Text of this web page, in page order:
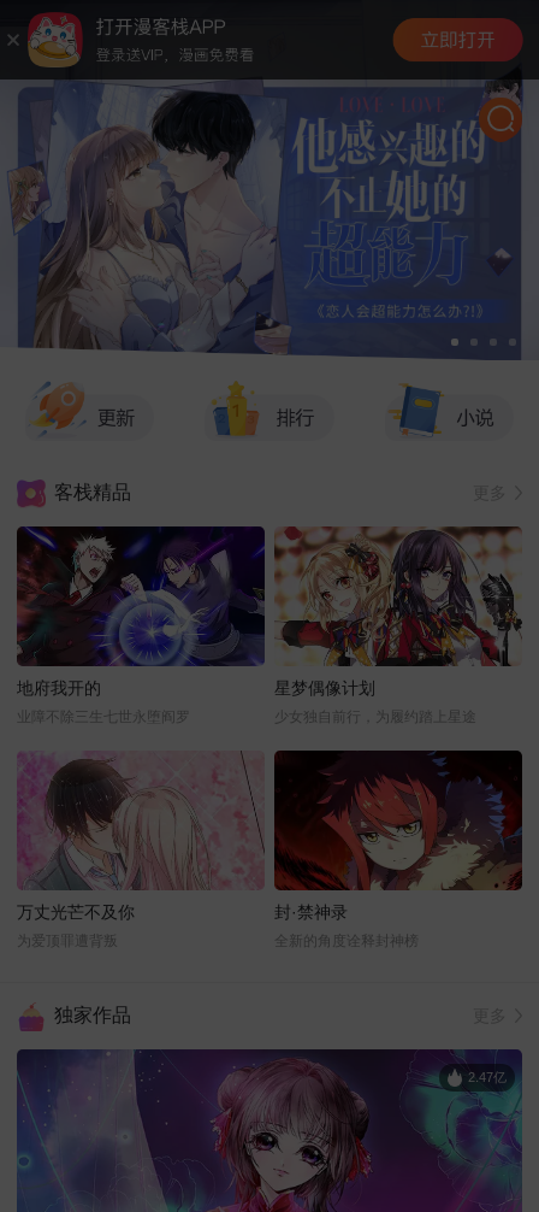
客栈精品
地府我开的
业障不除三生七世永堕阎罗
星梦偶像计划
少女独自前行，为履约踏上星途
万丈光芒不及你
为爱顶罪遭背叛
封·禁神录
全新的角度诠释封神榜
独家作品
2.47亿